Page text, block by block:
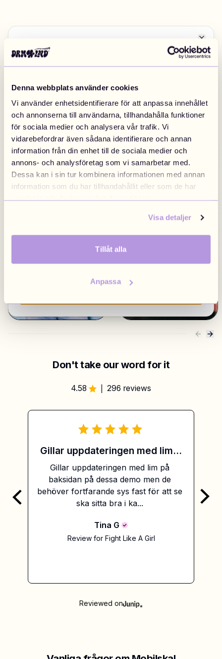
Denna webbplats använder cookies
Vi använder enhetsidentifierare för att anpassa innehållet
och annonserna till användarna, tillhandahålla funktioner
för sociala medier och analysera vår trafik. Vi
vidarebefordrar även sådana identifierare och annan
information från din enhet till de sociala medier och
annons- och analysföretag som vi samarbetar med.
Dessa kan i sin tur kombinera informationen med annan
information som du har tillhandahållit eller som de har
samlat in när du har använt deras tjänster.
Visa detaljer
Tillåt alla
Anpassa
Inspo
Don't take our word for it
4.58 296 reviews
Gillar uppdateringen med lim...
Gillar uppdateringen med lim på
baksidan på dessa demo men de
behöver fortfarande sys fast för att se
ska sitta bra i ka...
Tina G
Review for Fight Like A Girl
Reviewed on
Sweden
Swedish /SEK
Finland
Finnish /EUR
Denmark
DKK
Norway
United Kingdom